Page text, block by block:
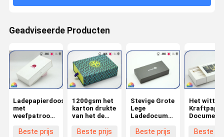
Geadviseerde Producten
Ladepapierdoos
met
weefpatroon
vriendelijke
Beste prijs
1200gsm het
karton drukte
van het de
van de
Beste prijs
Stevige Grote
Lege
Ladedocument
Douanedruk
Beste prijs
Het witte
Document
van de
Beste